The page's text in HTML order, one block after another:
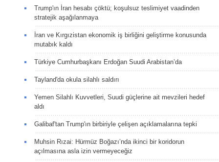
Trump'ın İran hesabı çöktü; koşulsuz teslimiyet vaadinden
stratejik aşağılanmaya
İran ve Kırgızistan ekonomik iş birliğini geliştirme konusunda
mutabık kaldı
Türkiye Cumhurbaşkanı Erdoğan Suudi Arabistan’da
Tayland'da okula silahlı saldırı
Yemen Silahlı Kuvvetleri, Suudi güçlerine ait mevzileri hedef
aldı
Galibaf'tan Trump'ın birbiriyle çelişen açıklamalarına tepki
Muhsin Rızai: Hürmüz Boğazı’nda ikinci bir koridorun
açılmasına asla izin vermeyeceğiz